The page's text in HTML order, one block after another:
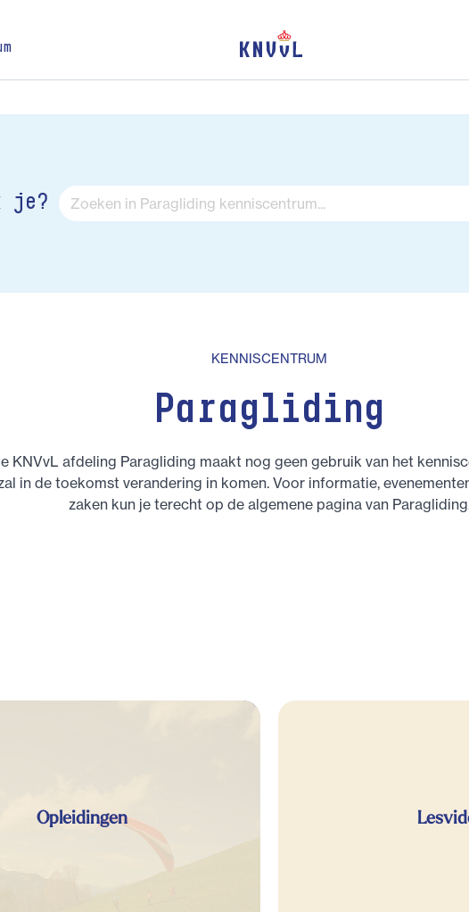
je?
KENNISCENTRUM
Paragliding
KNVvL afdeling Paragliding maakt nog geen gebruik van het
in de toekomst verandering in komen. Voor informatie,
zaken kun je terecht op de algemene pagina van
Opleidingen